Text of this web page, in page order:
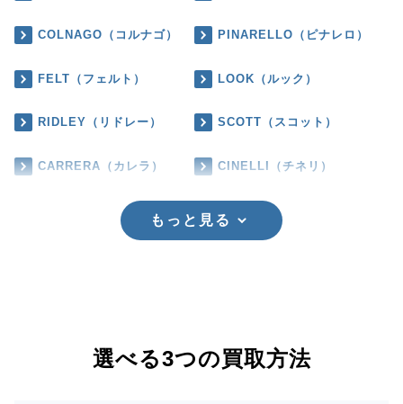
COLNAGO（コルナゴ） PINARELLO（ピナレロ）
FELT（フェルト） LOOK（ルック）
RIDLEY（リドレー） SCOTT（スコット）
CARRERA（カレラ） CINELLI（チネリ）
もっと見る
選べる3つの買取方法